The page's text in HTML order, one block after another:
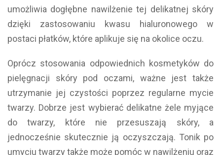
umożliwia dogłębne nawilżenie tej delikatnej skóry
dzięki zastosowaniu kwasu hialuronowego w
postaci płatków, które aplikuje się na okolice oczu.
Oprócz stosowania odpowiednich kosmetyków do
pielęgnacji skóry pod oczami, ważne jest także
utrzymanie jej czystości poprzez regularne mycie
twarzy. Dobrze jest wybierać delikatne żele myjące
do twarzy, które nie przesuszają skóry, a
jednocześnie skutecznie ją oczyszczają. Tonik po
umyciu twarzy także może pomóc w nawilżeniu oraz